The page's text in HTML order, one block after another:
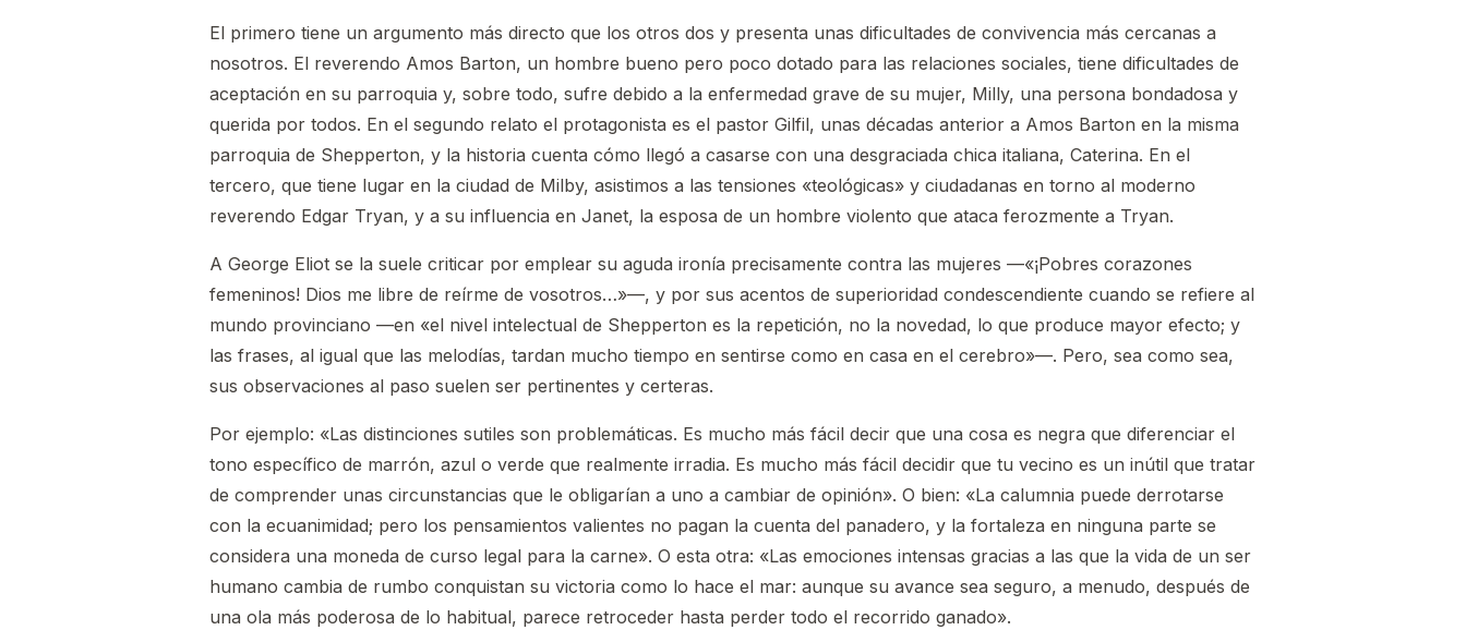
El primero tiene un argumento más directo que los otros dos y presenta unas dificultades de convivencia más cercanas a
nosotros. El reverendo Amos Barton, un hombre bueno pero poco dotado para las relaciones sociales, tiene dificultades de
aceptación en su parroquia y, sobre todo, sufre debido a la enfermedad grave de su mujer, Milly, una persona bondadosa y
querida por todos. En el segundo relato el protagonista es el pastor Gilfil, unas décadas anterior a Amos Barton en la misma
parroquia de Shepperton, y la historia cuenta cómo llegó a casarse con una desgraciada chica italiana, Caterina. En el
tercero, que tiene lugar en la ciudad de Milby, asistimos a las tensiones «teológicas» y ciudadanas en torno al moderno
reverendo Edgar Tryan, y a su influencia en Janet, la esposa de un hombre violento que ataca ferozmente a Tryan.
A George Eliot se la suele criticar por emplear su aguda ironía precisamente contra las mujeres —«¡Pobres corazones
femeninos! Dios me libre de reírme de vosotros…»—, y por sus acentos de superioridad condescendiente cuando se refiere al
mundo provinciano —en «el nivel intelectual de Shepperton es la repetición, no la novedad, lo que produce mayor efecto; y
las frases, al igual que las melodías, tardan mucho tiempo en sentirse como en casa en el cerebro»—. Pero, sea como sea,
sus observaciones al paso suelen ser pertinentes y certeras.
Por ejemplo: «Las distinciones sutiles son problemáticas. Es mucho más fácil decir que una cosa es negra que diferenciar el
tono específico de marrón, azul o verde que realmente irradia. Es mucho más fácil decidir que tu vecino es un inútil que tratar
de comprender unas circunstancias que le obligarían a uno a cambiar de opinión». O bien: «La calumnia puede derrotarse
con la ecuanimidad; pero los pensamientos valientes no pagan la cuenta del panadero, y la fortaleza en ninguna parte se
considera una moneda de curso legal para la carne». O esta otra: «Las emociones intensas gracias a las que la vida de un ser
humano cambia de rumbo conquistan su victoria como lo hace el mar: aunque su avance sea seguro, a menudo, después de
una ola más poderosa de lo habitual, parece retroceder hasta perder todo el recorrido ganado».